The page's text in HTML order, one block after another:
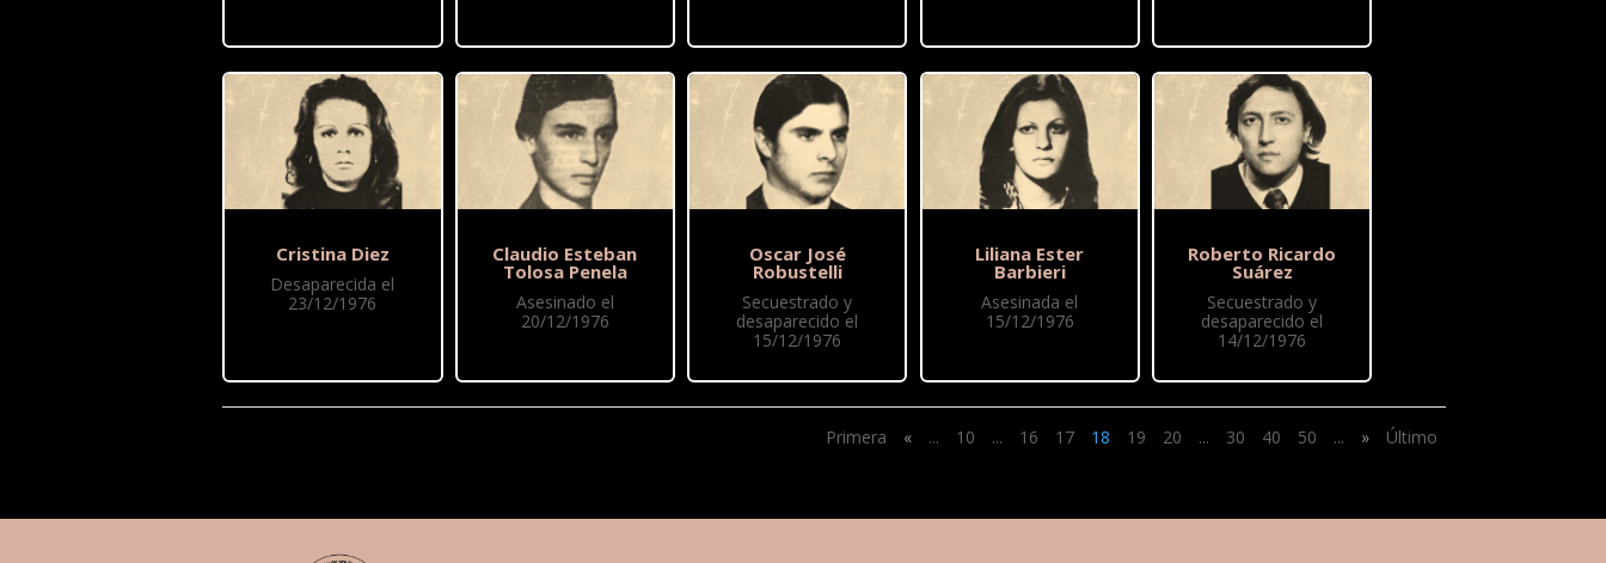
Cristina Diez
Desaparecida el
23/12/1976
Claudio Esteban
Tolosa Penela
Asesinado el
20/12/1976
Oscar José
Robustelli
Secuestrado y
desaparecido el
15/12/1976
Liliana Ester
Barbieri
Asesinada el
15/12/1976
Roberto Ricardo
Suárez
Secuestrado y
desaparecido el
14/12/1976
Primera « ... 10 ... 16 17 18 19 20 ... 30 40 50 ... » Último